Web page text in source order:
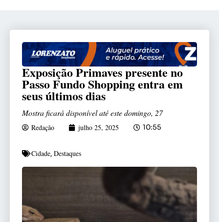
Exposição Primaves presente no
Passo Fundo Shopping entra em
seus últimos dias
Mostra ficará disponível até este domingo, 27
Redação julho 25, 2025 10:55
Cidade, Destaques